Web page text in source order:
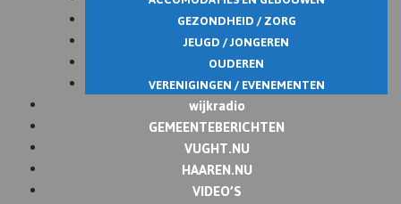
GEZONDHEID / ZORG
JEUGD / JONGEREN
OUDEREN
VERENIGINGEN / EVENEMENTEN
wijkradio
GEMEENTEBERICHTEN
VUGHT.NU
HAAREN.NU
VIDEO’S